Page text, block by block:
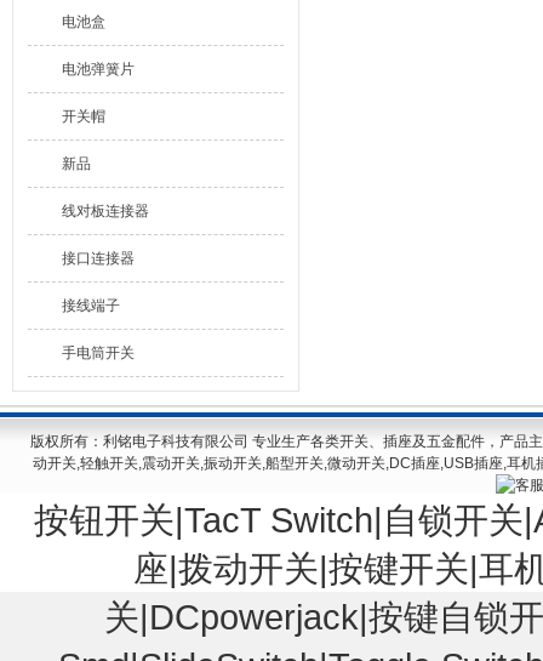
电池盒
电池弹簧片
开关帽
新品
线对板连接器
接口连接器
接线端子
手电筒开关
版权所有：利铭电子科技有限公司 专业生产各类开关、插座及五金配件，产品
动开关,轻触开关,震动开关,振动开关,船型开关,微动开关,DC插座,USB插座,耳
按钮开关|TacT Switch|自锁开
座|拨动开关|按键开关|耳
关|DCpowerjack|按键自锁